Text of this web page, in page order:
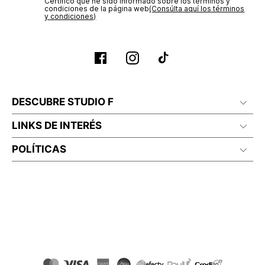
condiciones de la página web‎(Consúlta aquí los términos
y condiciones)
DESCUBRE STUDIO F
LINKS DE INTERÉS
POLÍTICAS